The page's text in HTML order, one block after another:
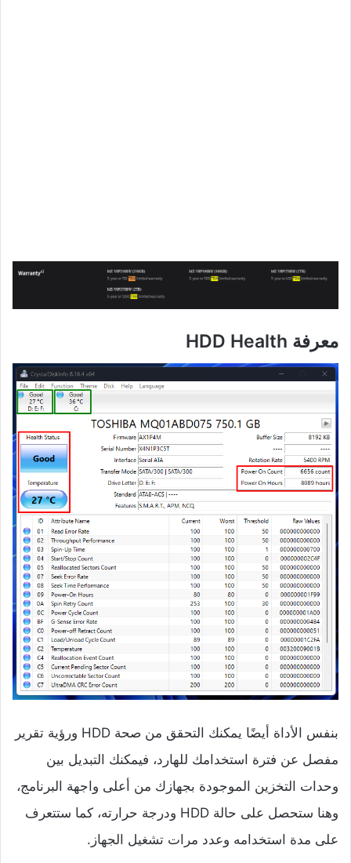
معرفة HDD Health
بنفس الأداة أيضًا يمكنك التحقق من صحة HDD ورؤية تقرير
مفصل عن فترة استخدامك للهارد، فيمكنك التبديل بين
وحدات التخزين الموجودة بجهازك من أعلى واجهة البرنامج،
وهنا ستحصل على حالة HDD ودرجة حرارته، كما ستتعرف
على مدة استخدامه وعدد مرات تشغيل الجهاز.